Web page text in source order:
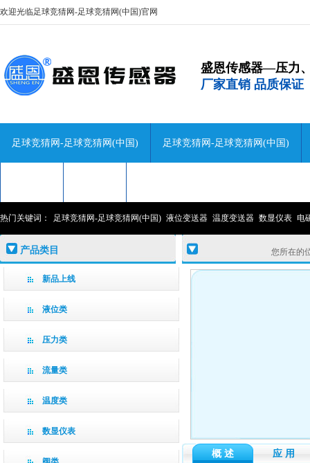
欢迎光临足球竞猜网-足球竞猜网(中国)官网
盛恩传感器—压力
厂家直销 品质保证
足球竞猜网-足球竞猜网(中国) 足球竞猜网-足球竞猜网(中国)
热门关键词： 足球竞猜网-足球竞猜网(中国) 液位变送器 温度变送器 数显仪表 电
产品类目
新品上线
液位类
压力类
流量类
温度类
数显仪表
您所在的
概 述 应 用